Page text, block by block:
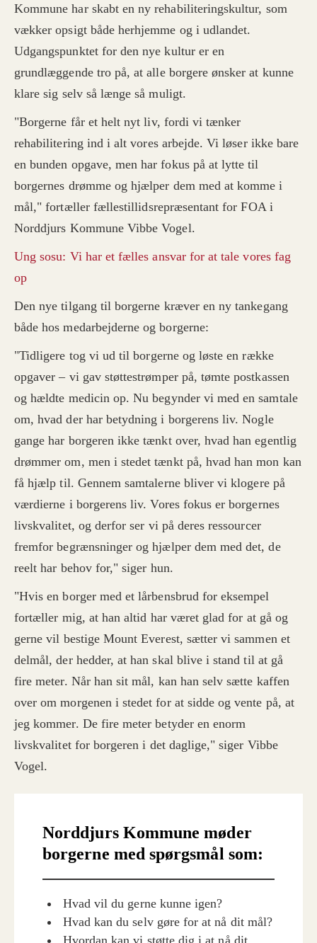
Kommune har skabt en ny rehabiliteringskultur, som
vækker opsigt både herhjemme og i udlandet.
Udgangspunktet for den nye kultur er en
grundlæggende tro på, at alle borgere ønsker at kunne
klare sig selv så længe så muligt.
"Borgerne får et helt nyt liv, fordi vi tænker
rehabilitering ind i alt vores arbejde. Vi løser ikke bare
en bunden opgave, men har fokus på at lytte til
borgernes drømme og hjælper dem med at komme i
mål," fortæller fællestillidsrepræsentant for FOA i
Norddjurs Kommune Vibbe Vogel.
Ung sosu: Vi har et fælles ansvar for at tale vores fag
op
Den nye tilgang til borgerne kræver en ny tankegang
både hos medarbejderne og borgerne:
"Tidligere tog vi ud til borgerne og løste en række
opgaver – vi gav støttestrømper på, tømte postkassen
og hældte medicin op. Nu begynder vi med en samtale
om, hvad der har betydning i borgerens liv. Nogle
gange har borgeren ikke tænkt over, hvad han egentlig
drømmer om, men i stedet tænkt på, hvad han mon kan
få hjælp til. Gennem samtalerne bliver vi klogere på
værdierne i borgerens liv. Vores fokus er borgernes
livskvalitet, og derfor ser vi på deres ressourcer
fremfor begrænsninger og hjælper dem med det, de
reelt har behov for," siger hun.
"Hvis en borger med et lårbensbrud for eksempel
fortæller mig, at han altid har været glad for at gå og
gerne vil bestige Mount Everest, sætter vi sammen et
delmål, der hedder, at han skal blive i stand til at gå
fire meter. Når han sit mål, kan han selv sætte kaffen
over om morgenen i stedet for at sidde og vente på, at
jeg kommer. De fire meter betyder en enorm
livskvalitet for borgeren i det daglige," siger Vibbe
Vogel.
Norddjurs Kommune møder
borgerne med spørgsmål som:
Hvad vil du gerne kunne igen?
Hvad kan du selv gøre for at nå dit mål?